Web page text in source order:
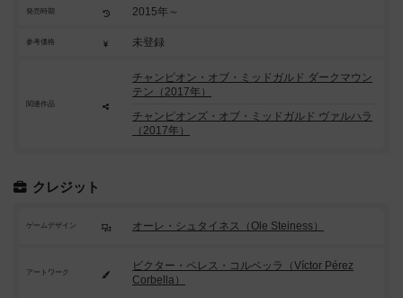
発売時期 2015年～
参考価格 未登録
関連作品
チャンピオン・オブ・ミッドガルド ダークマウン
テン（2017年）
チャンピオンズ・オブ・ミッドガルド ヴァルハラ
（2017年）
クレジット
ゲームデザイン オーレ・シュタイネス（Ole Steiness）
アートワーク
ビクター・ペレス・コルベッラ（Víctor Pérez
Corbella）